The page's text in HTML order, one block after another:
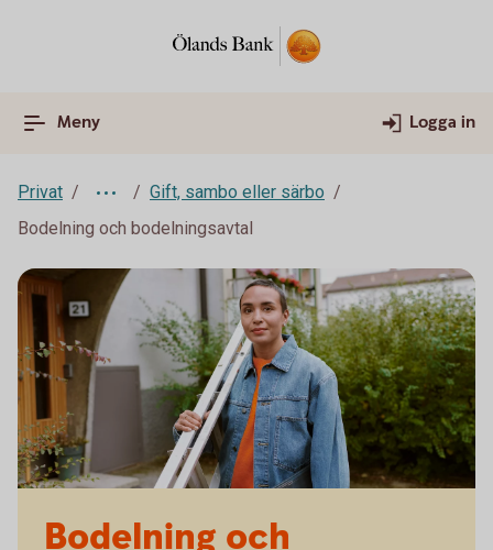
Meny Logga in
Privat
Gift, sambo eller särbo
Bodelning och bodelningsavtal
Bodelning och